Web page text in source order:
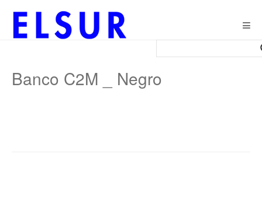
Banco C2M _ Negro